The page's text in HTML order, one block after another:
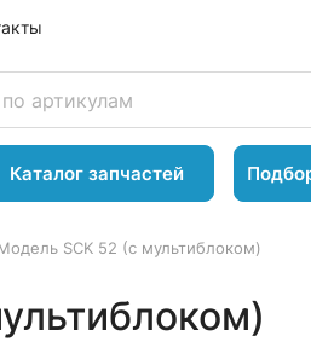
Каталог запчастей
SCK 52 (с мультиблоком)